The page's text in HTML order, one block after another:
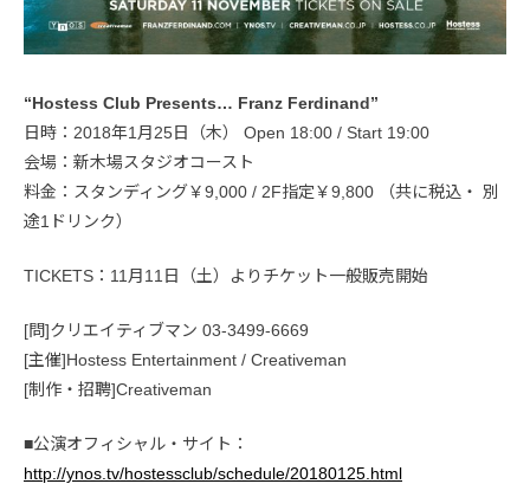
“Hostess Club Presents… Franz Ferdinand”
日時：2018年1月25日（木） Open 18:00 / Start 19:00
会場：新木場スタジオコースト
料金：スタンディング￥9,000 / 2F指定￥9,800 （共に税込・ 別
途1ドリンク）
TICKETS：11月11日（土）よりチケット一般販売開始
[問]クリエイティブマン 03-3499-6669
[主催]Hostess Entertainment / Creativeman
[制作・招聘]Creativeman
■公演オフィシャル・サイト：
http://ynos.tv/hostessclub/schedule/20180125.html